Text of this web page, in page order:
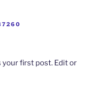
first post. Edit or